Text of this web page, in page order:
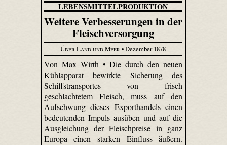
LEBENSMITTELPRODUKTION
Weitere Verbesserungen in der
Fleischversorgung
Über Land und Meer• Dezember 1878
Von Max Wirth • Die durch den neuen
Kühlapparat bewirkte Sicherung des
Schiffstransportes von frisch
geschlachtetem Fleisch, muss auf den
Aufschwung dieses Exporthandels einen
bedeutenden Impuls ausüben und auf die
Ausgleichung der Fleischpreise in ganz
Europa einen starken Einfluss äußern.